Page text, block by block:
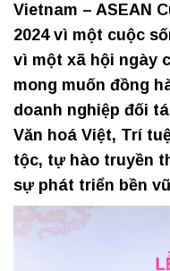
Vietnam – ASEAN
2024 vì một cuộc
vì một xã hội ngày
mong muốn đồng
doanh nghiệp đối
Văn hoá Việt, Trí
tộc, tự hào truyền
sự phát triển bền